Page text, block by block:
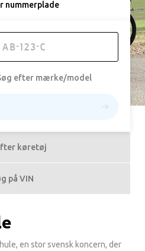
nummerplade
efter mærke/model
køretøj
på VIN
en stor svensk koncern, der